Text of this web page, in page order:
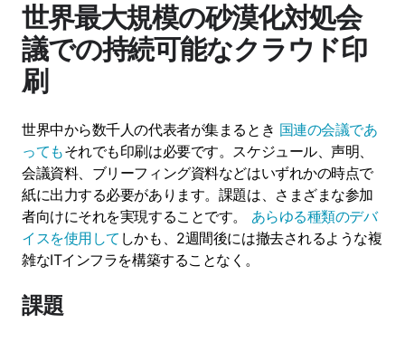
世界最大規模の砂漠化対処会
議での持続可能なクラウド印
刷
世界中から数千人の代表者が集まるとき 国連の会議であ
ってもそれでも印刷は必要です。スケジュール、声明、
会議資料、ブリーフィング資料などはいずれかの時点で
紙に出力する必要があります。課題は、さまざまな参加
者向けにそれを実現することです。 あらゆる種類のデバ
イスを使用して しかも、2週間後には撤去されるような複
雑なITインフラを構築することなく。
課題